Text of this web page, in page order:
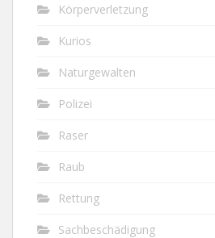
Körperverletzung
Kurios
Naturgewalten
Polizei
Raser
Raub
Rettung
Sachbeschädigung